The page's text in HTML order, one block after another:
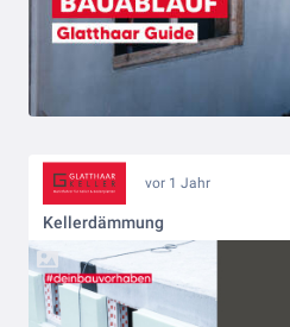
vor 1 Jahr
Kellerdämmung